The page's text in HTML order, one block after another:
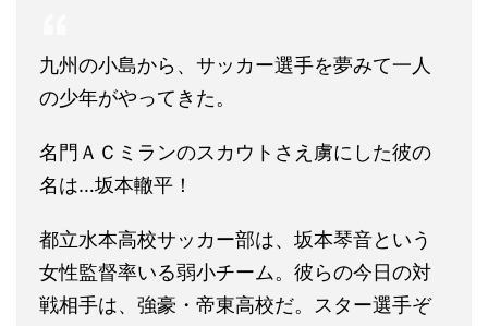
九州の小島から、サッカー選手を夢みて一人
の少年がやってきた。
名門ＡＣミランのスカウトさえ虜にした彼の
名は…坂本轍平！
都立水本高校サッカー部は、坂本琴音という
女性監督率いる弱小チーム。彼らの今日の対
戦相手は、強豪・帝東高校だ。スター選手ぞ